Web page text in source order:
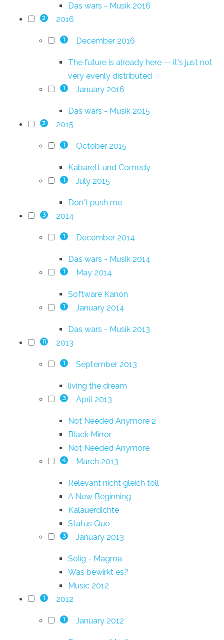
Das wars - Musik 2016
2 2016
1 December 2016
The future is already here — it's just not
very evenly distributed
1 January 2016
Das wars - Musik 2015
2 2015
1 October 2015
Kabarett und Comedy
1 July 2015
Don't push me
3 2014
1 December 2014
Das wars - Musik 2014
1 May 2014
Software Kanon
1 January 2014
Das wars - Musik 2013
11 2013
1 September 2013
living the dream
3 April 2013
Not Needed Anymore 2
Black Mirror
Not Needed Anymore
4 March 2013
Relevant nicht gleich toll
A New Beginning
Kalauerdichte
Status Quo
3 January 2013
Selig - Magma
Was bewirkt es?
Music 2012
1 2012
1 January 2012